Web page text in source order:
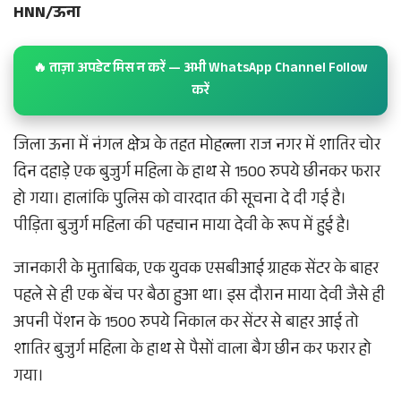
HNN/ऊना
🔥 ताज़ा अपडेट मिस न करें — अभी WhatsApp Channel Follow
करें
जिला ऊना में नंगल क्षेत्र के तहत मोहल्ला राज नगर में शातिर चोर
दिन दहाड़े एक बुजुर्ग महिला के हाथ से 1500 रुपये छीनकर फरार
हो गया। हालांकि पुलिस को वारदात की सूचना दे दी गई है।
पीड़िता बुजुर्ग महिला की पहचान माया देवी के रूप में हुई है।
जानकारी के मुताबिक, एक युवक एसबीआई ग्राहक सेंटर के बाहर
पहले से ही एक बेंच पर बैठा हुआ था। इस दौरान माया देवी जैसे ही
अपनी पेंशन के 1500 रुपये निकाल कर सेंटर से बाहर आई तो
शातिर बुजुर्ग महिला के हाथ से पैसों वाला बैग छीन कर फरार हो
गया।